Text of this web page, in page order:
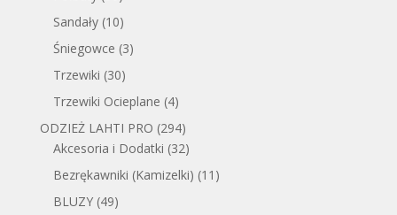
Sandały (10)
Śniegowce (3)
Trzewiki (30)
Trzewiki Ocieplane (4)
ODZIEŻ LAHTI PRO (294)
Akcesoria i Dodatki (32)
Bezrękawniki (Kamizelki) (11)
BLUZY (49)